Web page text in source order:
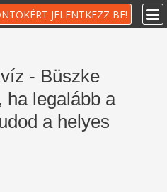
JELENTKEZZ BE!
- Büszke
ha legalább a
a helyes